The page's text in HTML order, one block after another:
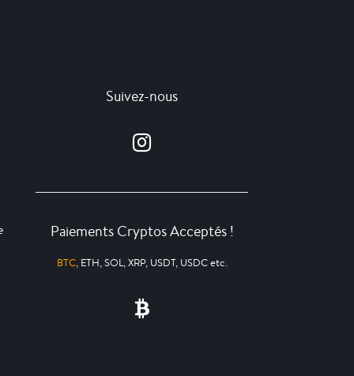
Suivez-nous
Paiements Cryptos Acceptés !
BTC, ETH, SOL, XRP, USDT, USDC etc.